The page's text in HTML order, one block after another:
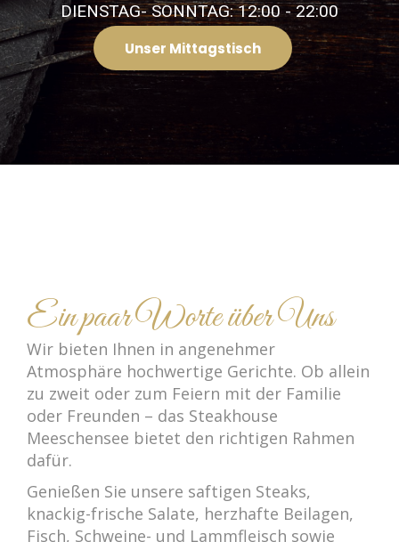
DIENSTAG- SONNTAG: 12:00 - 22:00
Unser Mittagstisch
Ein paar Worte über Uns
Wir bieten Ihnen in angenehmer
Atmosphäre hochwertige Gerichte. Ob allein
zu zweit oder zum Feiern mit der Familie
oder Freunden – das Steakhouse
Meeschensee bietet den richtigen Rahmen
dafür.
Genießen Sie unsere saftigen Steaks,
knackig-frische Salate, herzhafte Beilagen,
Fisch, Schweine- und Lammfleisch sowie